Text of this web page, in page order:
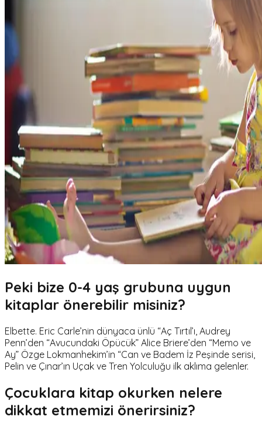
Peki bize 0-4 yaş grubuna uygun
kitaplar önerebilir misiniz?
Elbette. Eric Carle’nin dünyaca ünlü “Aç Tırtıl’ı, Audrey
Penn’den “Avucundaki Öpücük” Alice Briere’den “Memo ve
Ay” Özge Lokmanhekim’in “Can ve Badem İz Peşinde serisi,
Pelin ve Çınar’ın Uçak ve Tren Yolculuğu ilk aklıma gelenler.
Çocuklara kitap okurken nelere
dikkat etmemizi önerirsiniz?